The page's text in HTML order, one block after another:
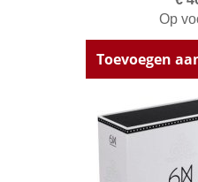
Op
Toevoegen